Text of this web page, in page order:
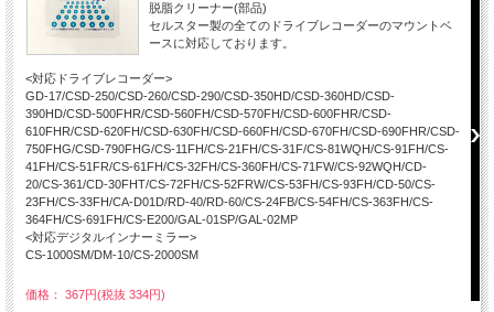
脱脂クリーナー(部品)
セルスター製の全てのドライブレコーダーのマウントベ
ースに対応しております。
<対応ドライブレコーダー>
GD-17/CSD-250/CSD-260/CSD-290/CSD-350HD/CSD-360HD/CSD-
390HD/CSD-500FHR/CSD-560FH/CSD-570FH/CSD-600FHR/CSD-
610FHR/CSD-620FH/CSD-630FH/CSD-660FH/CSD-670FH/CSD-690FHR/CSD-
750FHG/CSD-790FHG/CS-11FH/CS-21FH/CS-31F/CS-81WQH/CS-91FH/CS-
41FH/CS-51FR/CS-61FH/CS-32FH/CS-360FH/CS-71FW/CS-92WQH/CD-
20/CS-361/CD-30FHT/CS-72FH/CS-52FRW/CS-53FH/CS-93FH/CD-50/CS-
23FH/CS-33FH/CA-D01D/RD-40/RD-60/CS-24FB/CS-54FH/CS-363FH/CS-
364FH/CS-691FH/CS-E200/GAL-01SP/GAL-02MP
<対応デジタルインナーミラー>
CS-1000SM/DM-10/CS-2000SM
価格： 367円(税抜 334円)